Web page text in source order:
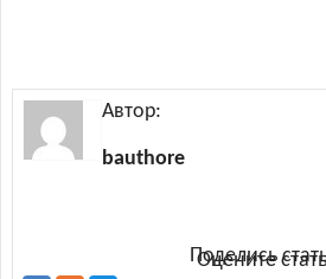
Автор:
bauthore
Поделись
Оцените